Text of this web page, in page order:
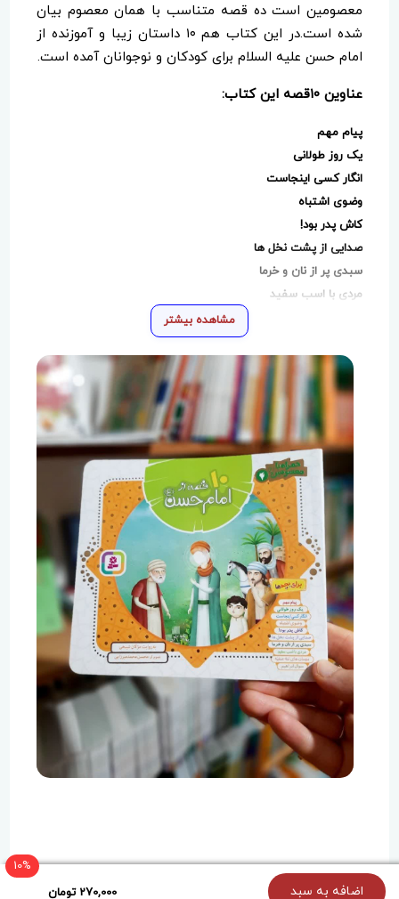
معصومین است ده قصه متناسب با همان معصوم بیان
شده است.در این کتاب هم ۱۰ داستان زیبا و آموزنده از
امام حسن علیه السلام برای کودکان و نوجوانان آمده است.
عناوین ۱۰قصه این کتاب:
پیام مهم
یک روز طولانی
انگار کسی اینجاست
وضوی اشتباه
کاش پدر بود!
صدایی از پشت نخل ها
سبدی پر از نان و خرما
مردی با اسب سفید
مشاهده بیشتر
10%
270,000 تومان
اضافه به سبد